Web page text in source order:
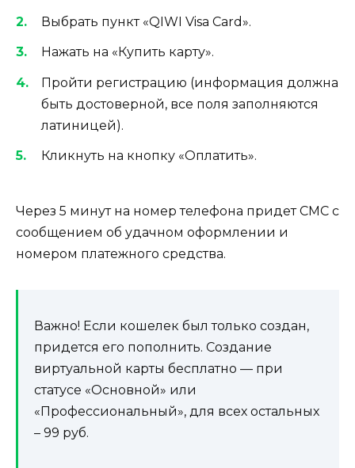
Выбрать пункт «QIWI Visa Card».
Нажать на «Купить карту».
Пройти регистрацию (информация должна
быть достоверной, все поля заполняются
латиницей).
Кликнуть на кнопку «Оплатить».
Через 5 минут на номер телефона придет СМС с
сообщением об удачном оформлении и
номером платежного средства.
Важно! Если кошелек был только создан,
придется его пополнить. Создание
виртуальной карты бесплатно — при
статусе «Основной» или
«Профессиональный», для всех остальных
– 99 руб.